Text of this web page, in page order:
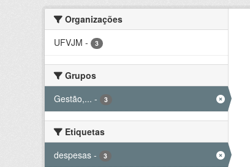
Organizações
UFVJM - 3
Grupos
Gestão,... - 3
Etiquetas
despesas - 3